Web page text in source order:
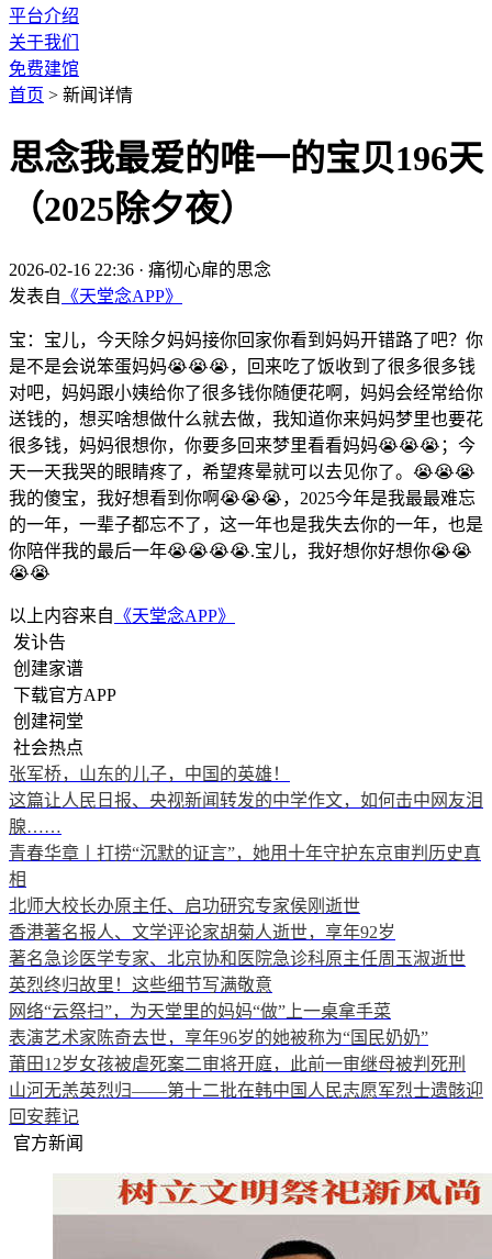
平台介绍
关于我们
免费建馆
首页 > 新闻详情
思念我最爱的唯一的宝贝196天
（2025除夕夜）
2026-02-16 22:36 · 痛彻心扉的思念
发表自 《天堂念APP》
宝：宝儿，今天除夕妈妈接你回家你看到妈妈开错路了吧？你
是不是会说笨蛋妈妈😭😭😭，回来吃了饭收到了很多很多钱
对吧，妈妈跟小姨给你了很多钱你随便花啊，妈妈会经常给你
送钱的，想买啥想做什么就去做，我知道你来妈妈梦里也要花
很多钱，妈妈很想你，你要多回来梦里看看妈妈😭😭😭；今
天一天我哭的眼睛疼了，希望疼晕就可以去见你了。😭😭😭
我的傻宝，我好想看到你啊😭😭😭，2025今年是我最最难忘
的一年，一辈子都忘不了，这一年也是我失去你的一年，也是
你陪伴我的最后一年😭😭😭😭.宝儿，我好想你好想你😭😭
😭😭
以上内容来自 《天堂念APP》
发讣告
创建家谱
下载官方APP
创建祠堂
社会热点
张军桥，山东的儿子，中国的英雄！
这篇让人民日报、央视新闻转发的中学作文，如何击中网友泪
腺……
青春华章丨打捞“沉默的证言”，她用十年守护东京审判历史真
相
北师大校长办原主任、启功研究专家侯刚逝世
香港著名报人、文学评论家胡菊人逝世，享年92岁
著名急诊医学专家、北京协和医院急诊科原主任周玉淑逝世
英烈终归故里！这些细节写满敬意
网络“云祭扫”，为天堂里的妈妈“做”上一桌拿手菜
表演艺术家陈奇去世，享年96岁的她被称为“国民奶奶”
莆田12岁女孩被虐死案二审将开庭，此前一审继母被判死刑
山河无恙英烈归——第十二批在韩中国人民志愿军烈士遗骸迎
回安葬记
官方新闻